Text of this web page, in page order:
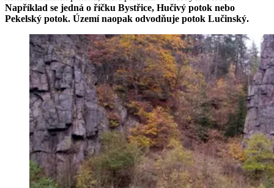
Například se jedná o říčku Bystřice, Hučivý potok nebo
Pekelský potok. Území naopak odvodňuje potok Lučinský.